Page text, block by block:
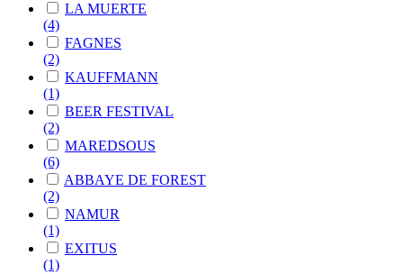
LA MUERTE
(4)
FAGNES
(2)
KAUFFMANN
(1)
BEER FESTIVAL
(2)
MAREDSOUS
(6)
ABBAYE DE FOREST
(2)
NAMUR
(1)
EXITUS
(1)